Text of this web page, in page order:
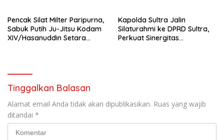
Pencak Silat Milter Paripurna,
Sabuk Putih Ju-Jitsu Kodam
XIV/Hasanuddin Setara
Kapolda Sultra Jalin
Silaturahmi ke DPRD Sultra,
Perkuat Sinergitas
Tinggalkan Balasan
Alamat email Anda tidak akan dipublikasikan. Ruas yang wajib
ditandai *